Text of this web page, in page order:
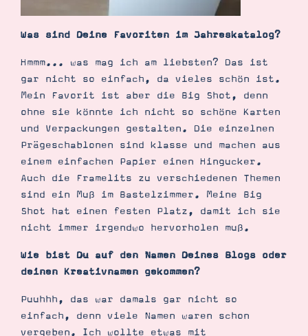
Was sind Deine Favoriten im Jahreskatalog?
Hmmm... was mag ich am liebsten? Das ist
gar nicht so einfach, da vieles schön ist.
Mein Favorit ist aber die Big Shot, denn
ohne sie könnte ich nicht so schöne Karten
und Verpackungen gestalten. Die einzelnen
Prägeschablonen sind klasse und machen aus
einem einfachen Papier einen Hingucker.
Auch die Framelits zu verschiedenen Themen
sind ein Muß im Bastelzimmer. Meine Big
Shot hat einen festen Platz, damit ich sie
nicht immer irgendwo hervorholen muß.
Wie bist Du auf den Namen Deines Blogs oder
deinen Kreativnamen gekommen?
Puuhhh, das war damals gar nicht so
einfach, denn viele Namen waren schon
vergeben. Ich wollte etwas mit